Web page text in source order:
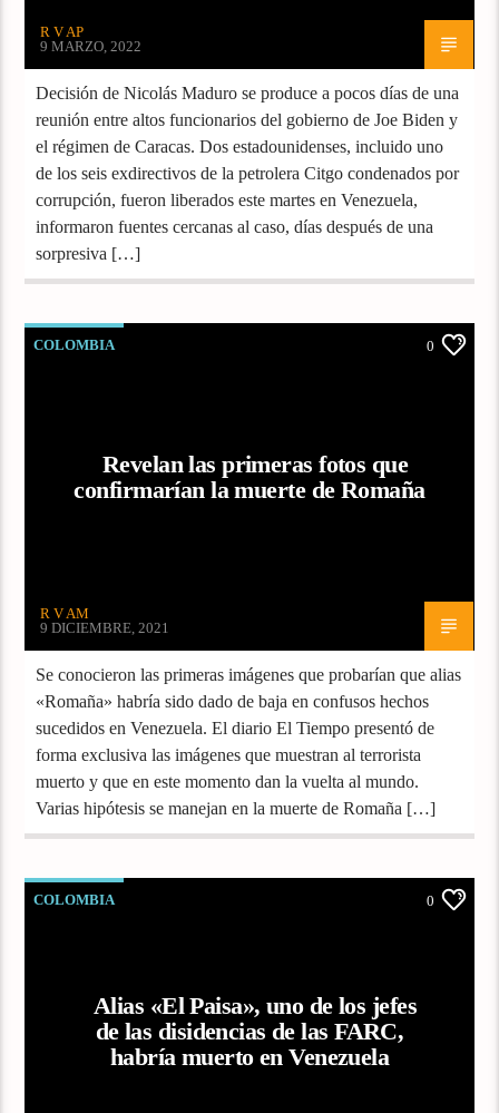
R V AP
9 MARZO, 2022
Decisión de Nicolás Maduro se produce a pocos días de una
reunión entre altos funcionarios del gobierno de Joe Biden y
el régimen de Caracas. Dos estadounidenses, incluido uno
de los seis exdirectivos de la petrolera Citgo condenados por
corrupción, fueron liberados este martes en Venezuela,
informaron fuentes cercanas al caso, días después de una
sorpresiva […]
COLOMBIA 0
Revelan las primeras fotos que
confirmarían la muerte de Romaña
R V AM
9 DICIEMBRE, 2021
Se conocieron las primeras imágenes que probarían que alias
«Romaña» habría sido dado de baja en confusos hechos
sucedidos en Venezuela. El diario El Tiempo presentó de
forma exclusiva las imágenes que muestran al terrorista
muerto y que en este momento dan la vuelta al mundo.
Varias hipótesis se manejan en la muerte de Romaña […]
COLOMBIA 0
Alias «El Paisa», uno de los jefes
de las disidencias de las FARC,
habría muerto en Venezuela